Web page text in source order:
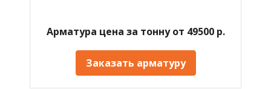
Арматура цена за тонну от 49500 р.
Заказать арматуру